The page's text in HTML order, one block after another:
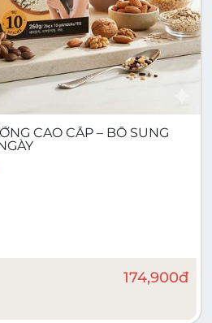
CAO CẤP – BỔ SUNG
174,900đ